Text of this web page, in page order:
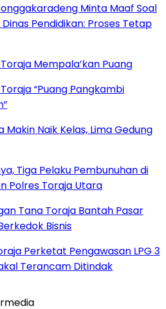
Minta Maaf Soal
Pendidikan: Proses Tetap
Mempala’kan Puang
“Puang Pangkambi
Makin Naik Kelas, Lima Gedung
Tiga Pelaku Pembunuhan di
Polres Toraja Utara
Tana Toraja Bantah Pasar
Bisnis
Perketat Pengawasan LPG 3
Terancam Ditindak